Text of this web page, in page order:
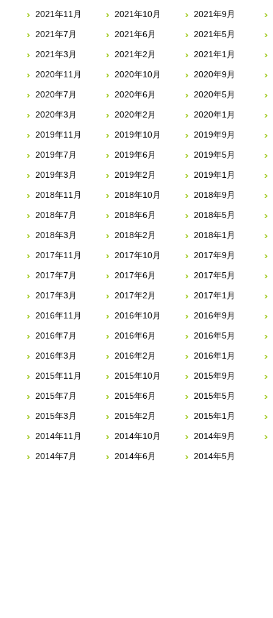
2021年11月 2021年10月 2021年9月
2021年7月 2021年6月 2021年5月
2021年3月 2021年2月 2021年1月
2020年11月 2020年10月 2020年9月
2020年7月 2020年6月 2020年5月
2020年3月 2020年2月 2020年1月
2019年11月 2019年10月 2019年9月
2019年7月 2019年6月 2019年5月
2019年3月 2019年2月 2019年1月
2018年11月 2018年10月 2018年9月
2018年7月 2018年6月 2018年5月
2018年3月 2018年2月 2018年1月
2017年11月 2017年10月 2017年9月
2017年7月 2017年6月 2017年5月
2017年3月 2017年2月 2017年1月
2016年11月 2016年10月 2016年9月
2016年7月 2016年6月 2016年5月
2016年3月 2016年2月 2016年1月
2015年11月 2015年10月 2015年9月
2015年7月 2015年6月 2015年5月
2015年3月 2015年2月 2015年1月
2014年11月 2014年10月 2014年9月
2014年7月 2014年6月 2014年5月